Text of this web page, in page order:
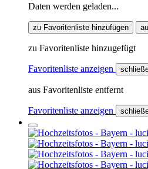
Daten werden geladen...
zu Favoritenliste hinzufügen
zu Favoritenliste hinzugefügt
Favoritenliste anzeigen
aus Favoritenliste entfernt
Favoritenliste anzeigen